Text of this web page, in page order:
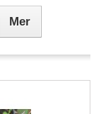
Mer